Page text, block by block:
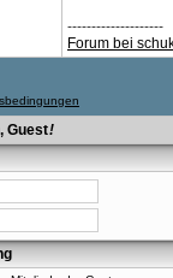
--------------------
Forum bei
Guest!